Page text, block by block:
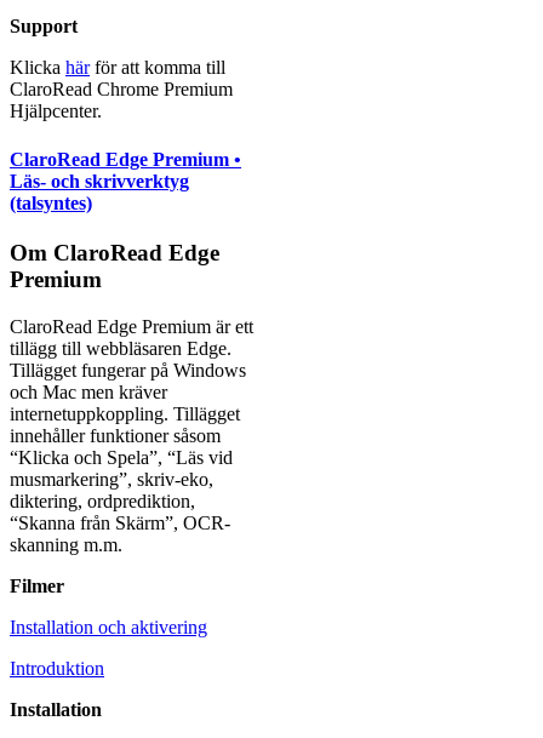
Support
Klicka härför att komma till
ClaroRead Chrome Premium
Hjälpcenter.
ClaroRead Edge Premium •
Läs- och skrivverktyg
(talsyntes)
Om ClaroRead Edge
Premium
ClaroRead Edge Premium är ett
tillägg till webbläsaren Edge.
Tillägget fungerar på Windows
och Mac men kräver
internetuppkoppling. Tillägget
innehåller funktioner såsom
“Klicka och Spela”, “Läs vid
musmarkering”, skriv-eko,
diktering, ordprediktion,
“Skanna från Skärm”, OCR-
skanning m.m.
Filmer
Installation och aktivering
Introduktion
Installation